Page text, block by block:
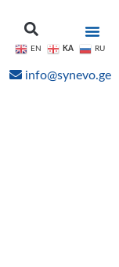
info@synevo.ge
EN KA RU